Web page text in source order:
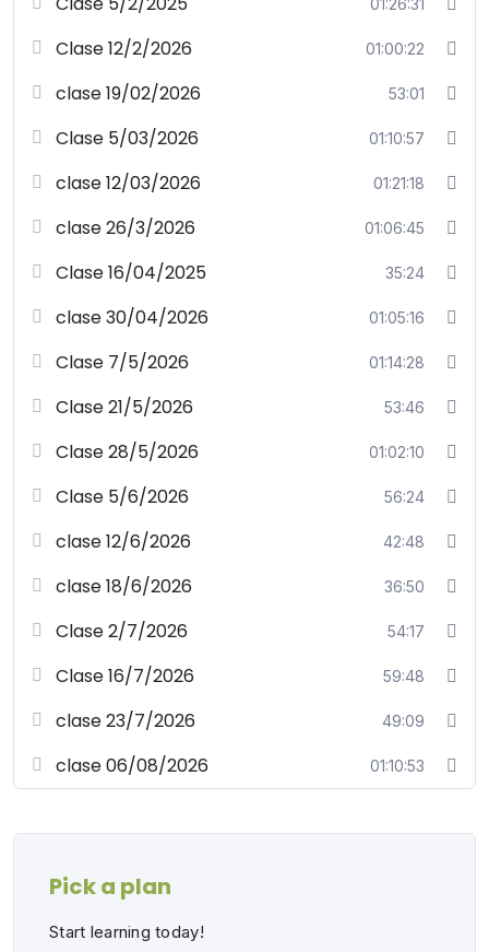
01:26:31
Clase 12/2/2026 01:00:22
clase 19/02/2026 53:01
Clase 5/03/2026 01:10:57
clase 12/03/2026 01:21:18
clase 26/3/2026 01:06:45
Clase 16/04/2025 35:24
clase 30/04/2026 01:05:16
Clase 7/5/2026 01:14:28
Clase 21/5/2026 53:46
Clase 28/5/2026 01:02:10
Clase 5/6/2026 56:24
clase 12/6/2026 42:48
clase 18/6/2026 36:50
Clase 2/7/2026 54:17
Clase 16/7/2026 59:48
clase 23/7/2026 49:09
clase 06/08/2026 01:10:53
Pick a plan
Start learning today!